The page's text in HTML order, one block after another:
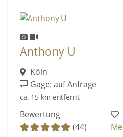
Anthony U
Köln
Gage: auf Anfrage
ca. 15 km entfernt
Bewertung:
(44)